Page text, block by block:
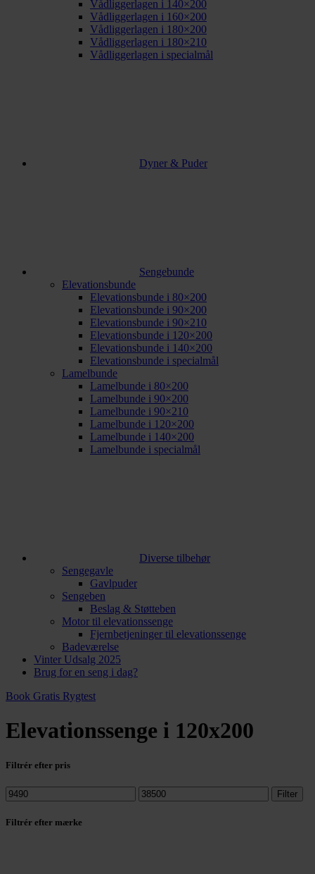
Vådliggerlagen i 140×200
Vådliggerlagen i 160×200
Vådliggerlagen i 180×200
Vådliggerlagen i 180×210
Vådliggerlagen i specialmål
Dyner & Puder
Sengebunde
Elevationsbunde
Elevationsbunde i 80×200
Elevationsbunde i 90×200
Elevationsbunde i 90×210
Elevationsbunde i 120×200
Elevationsbunde i 140×200
Elevationsbunde i specialmål
Lamelbunde
Lamelbunde i 80×200
Lamelbunde i 90×200
Lamelbunde i 90×210
Lamelbunde i 120×200
Lamelbunde i 140×200
Lamelbunde i specialmål
Diverse tilbehør
Sengegavle
Gavlpuder
Sengeben
Beslag & Støtteben
Motor til elevationssenge
Fjernbetjeninger til elevationssenge
Badeværelse
Vinter Udsalg 2025
Brug for en seng i dag?
Book Gratis Rygtest
Elevationssenge i 120x200
Filtrér efter pris
Mindste
pris
Højeste
pris
Filter
Filtrér efter mærke